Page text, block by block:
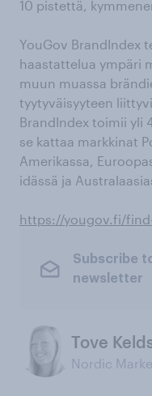
10 pistettä,
YouGov BrandIndex
haastattelua ympäri
muun muassa
tyytyväisyyteen
BrandIndex toimii yli
se kattaa markkinat
Amerikassa,
idässä ja
https://yougov.fi/
Subscribe
newsletter
Tove
Nordic